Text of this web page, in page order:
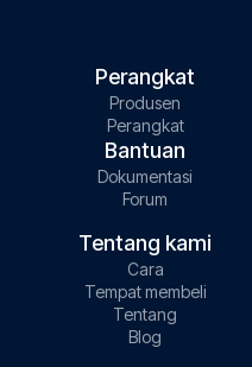
Perangkat
Produsen
Perangkat
Bantuan
Dokumentasi
Forum
Tentang kami
Cara
Tempat membeli
Tentang
Blog